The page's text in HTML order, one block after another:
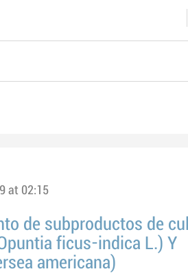
at 02:15
de subproductos de
ficus-indica L.) Y
americana)